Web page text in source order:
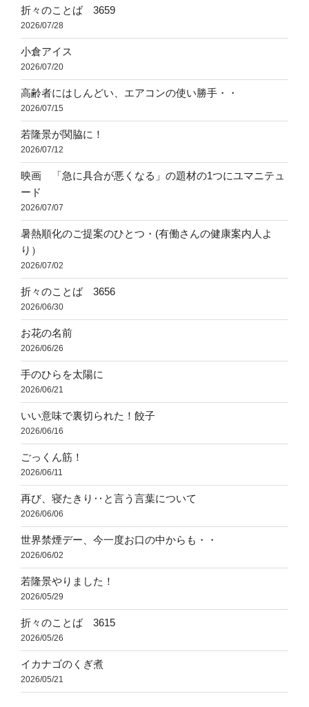
折々のことば 3659
2026/07/28
小倉アイス
2026/07/20
高齢者にはしんどい、エアコンの使い勝手・・
2026/07/15
若隆景が関脇に！
2026/07/12
映画 「急に具合が悪くなる」の題材の1つにユマニテュ
ード
2026/07/07
暑熱順化のご提案のひとつ・(有働さんの健康案内人よ
り）
2026/07/02
折々のことば 3656
2026/06/30
お花の名前
2026/06/26
手のひらを太陽に
2026/06/21
いい意味で裏切られた！餃子
2026/06/16
ごっくん筋！
2026/06/11
再び、寝たきり‥と言う言葉について
2026/06/06
世界禁煙デー、今一度お口の中からも・・
2026/06/02
若隆景やりました！
2026/05/29
折々のことば 3615
2026/05/26
イカナゴのくぎ煮
2026/05/21